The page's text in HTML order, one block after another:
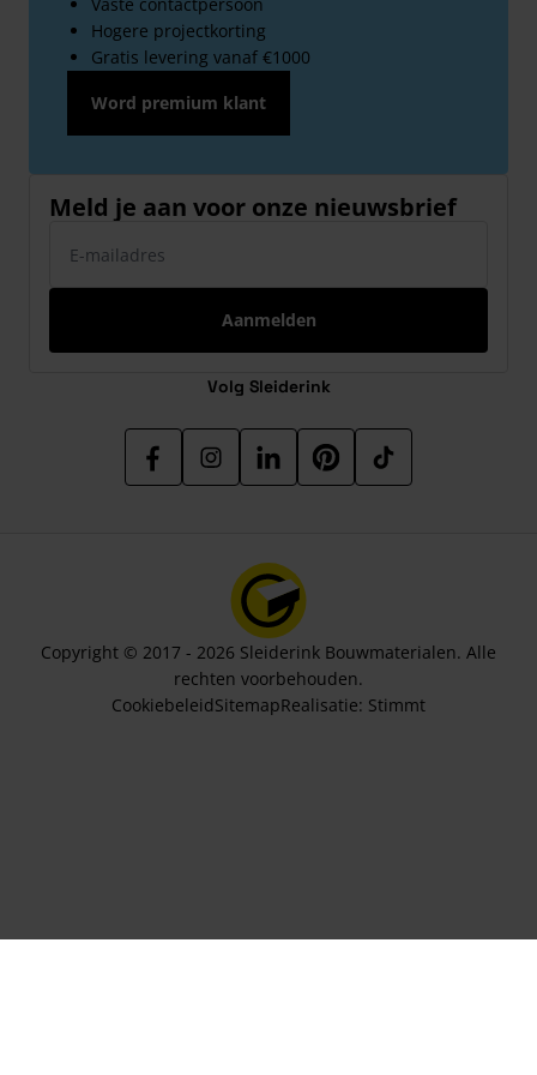
Hogere projectkorting
Gratis levering vanaf €1000
Word premium klant
Meld je aan voor onze nieuwsbrief
Aanmelden
Volg Sleiderink
Copyright © 2017 - 2026 Sleiderink Bouwmaterialen. Alle
rechten voorbehouden.
CookiebeleidSitemapRealisatie: Stimmt